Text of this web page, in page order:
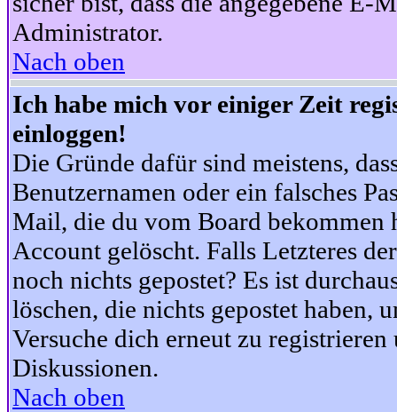
Administrator.
Nach oben
Ich habe mich vor einiger Zeit
einloggen!
Die Gründe dafür sind meistens,
Benutzernamen oder ein falsches
Mail, die du vom Board bekommen
Account gelöscht. Falls Letzteres
noch nichts gepostet? Es ist
löschen, die nichts gepostet haben,
Versuche dich erneut zu
Diskussionen.
Nach oben